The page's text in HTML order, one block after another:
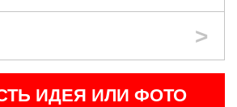
ИДЕЯ ИЛИ ФОТО